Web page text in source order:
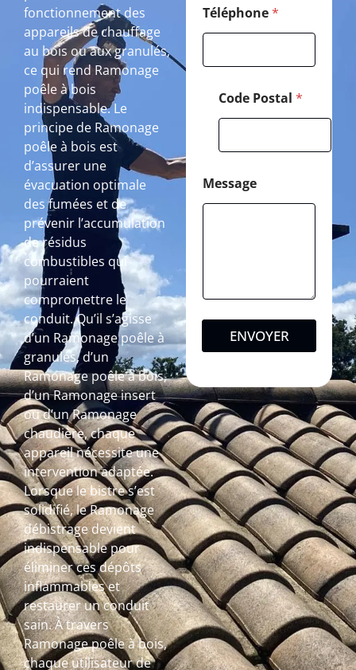
fonctionnement des
appareils de chauffage
au bois ou aux granulés,
ce qui rend Ramonage
poêle à bois
indispensable. Le
principe de Ramonage
poêle à bois est
d’assurer une
évacuation optimale
des fumées et de
prévenir l’accumulation
de résidus
combustibles qui
pourraient
compromettre le
conduit. Qu’il s’agisse
d’un Ramonage poêle à
granulés, d’un
Ramonage poêle à bois,
d’un Ramonage insert
ou d’un Ramonage
chaudière, chaque
appareil nécessite une
intervention adaptée.
Lorsque le bistre s’est
solidifié, le Ramonage
débistrage devient
indispensable pour
éliminer ces dépôts
inflammables et
restaurer un conduit
sain. À travers
Ramonage poêle à bois,
chaque utilisateur de
Téléphone*
Code Postal *
Message
ENVOYER